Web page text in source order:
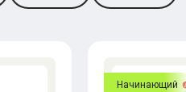
Начинающий